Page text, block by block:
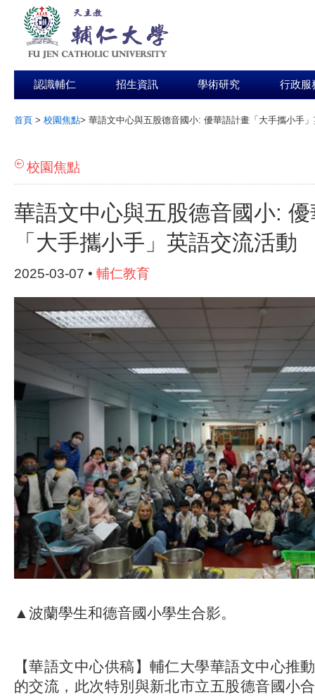
認識輔仁 招生資訊 學術研究 行政服
首頁 > 校園焦點> 華語文中心與五股德音國小: 優華語計畫「大手攜小手
校園焦點
華語文中心與五股德音國小:
「大手攜小手」英語交流活動
2025-03-07 • 輔仁教育
▲波蘭學生和德音國小學生合影。
【華語文中心供稿】輔仁大學華語文中心推
的交流，此次特別與新北市立五股德音國小